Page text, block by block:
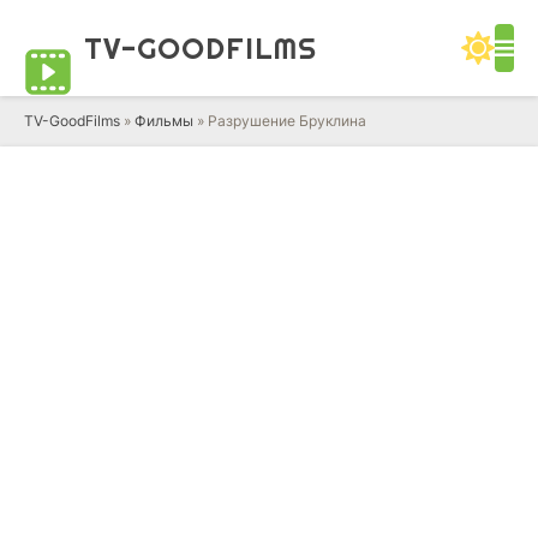
TV-GOODFILMS
TV-GoodFilms » Фильмы » Разрушение Бруклина